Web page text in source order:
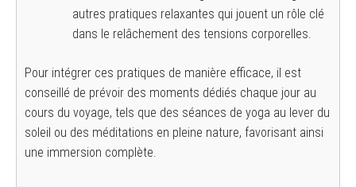
autres pratiques relaxantes qui jouent un rôle clé
dans le relâchement des tensions corporelles.
Pour intégrer ces pratiques de manière efficace, il est
conseillé de prévoir des moments dédiés chaque jour au
cours du voyage, tels que des séances de yoga au lever du
soleil ou des méditations en pleine nature, favorisant ainsi
une immersion complète.